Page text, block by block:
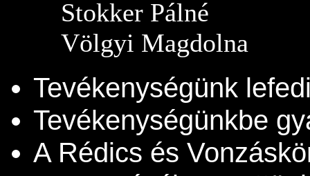
Stokker Pálné
Völgyi Magdolna
Tevékenységünk
Tevékenységünkbe
A Rédics és